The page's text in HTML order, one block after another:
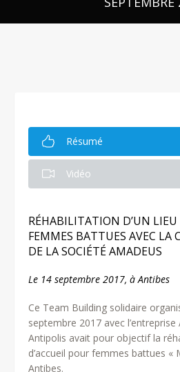
Résumé
Vidéo
RÉHABILITATION D’UN LIEU
FEMMES BATTUES AVEC LA
DE LA SOCIÉTÉ AMADEUS
Le 14 septembre 2017, à Antibes
Ce Team Building solidaire
septembre 2017 avec l’entreprise
Antipolis avait pour objectif la
d’accueil pour femmes battues «
Antibes.